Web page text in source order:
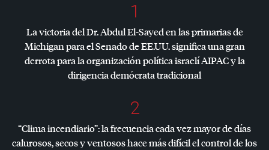
1
La victoria del Dr. Abdul El-Sayed en las primarias de
Michigan para el Senado de EE.UU. significa una gran
derrota para la organización política israelíAIPACy la
dirigencia demócrata tradicional
2
“Clima incendiario”: la frecuencia cada vez mayor de días
calurosos, secos y ventosos hace más difícil el control de los